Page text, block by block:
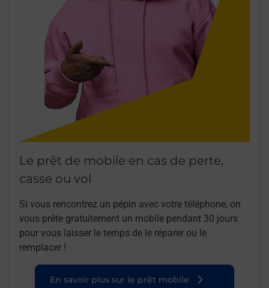
Le prêt de mobile en cas de perte,
casse ou vol
Si vous rencontrez un pépin avec votre téléphone, on
vous prête gratuitement un mobile pendant 30 jours
pour vous laisser le temps de le réparer ou le
remplacer !
En savoir plus sur le prêt mobile